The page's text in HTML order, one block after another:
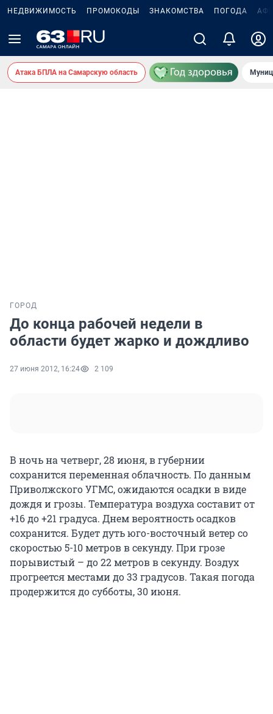
НЕДВИЖИМОСТЬ ПРОМОКОДЫ ЗНАКОМСТВА ПОГОДА
Атака БПЛА на Самарскую область
ГОРОД
До конца рабочей недели в
области будет жарко и дождливо
27 июня 2012, 16:24 2 109
В ночь на четверг, 28 июня, в губернии
сохранится переменная облачность. По данным
Приволжского УГМС, ожидаются осадки в виде
дождя и грозы. Температура воздуха составит от
+16 до +21 градуса. Днем вероятность осадков
сохранится. Будет дуть юго-восточный ветер со
скоростью 5-10 метров в секунду. При грозе
порывистый – до 22 метров в секунду. Воздух
прогреется местами до 33 градусов. Такая погода
продержится до субботы, 30 июня.